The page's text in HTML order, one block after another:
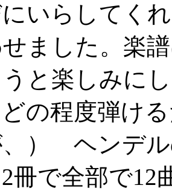
いらしてく
ました。楽
と楽しみに
の程度弾け
） ヘンデ
で全部で12